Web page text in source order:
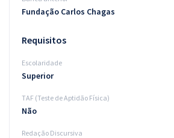
Fundação Carlos Chagas
Requisitos
Escolaridade
Superior
TAF (Teste de Aptidão Física)
Não
Redação Discursiva